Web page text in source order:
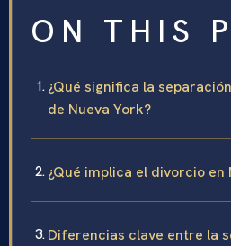
ON THIS
¿Qué significa la
de Nueva York?
¿Qué implica el divorcio en
Diferencias clave entre la